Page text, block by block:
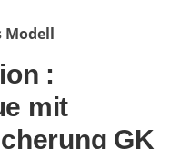
Modell
:
mit
GK